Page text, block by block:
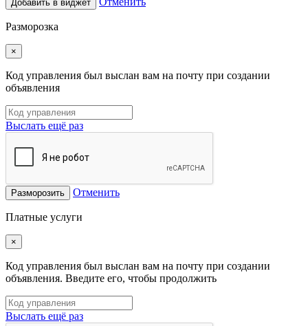
Добавить в виджет
Разморозка
×
Код управления был выслан вам на почту при создании
объявления
Выслать ещё раз
Разморозить Отменить
Платные услуги
×
Код управления был выслан вам на почту при создании
объявления. Введите его, чтобы продолжить
Выслать ещё раз